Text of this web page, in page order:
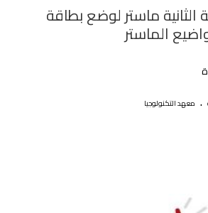
الثانية ماستر لوضع بطاقة
الماستر
. معهد التكنولوجيا